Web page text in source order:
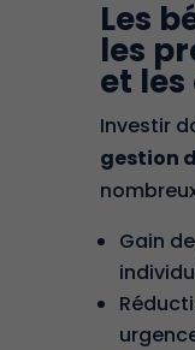
Les
les
et
Investir
gestion
Gain